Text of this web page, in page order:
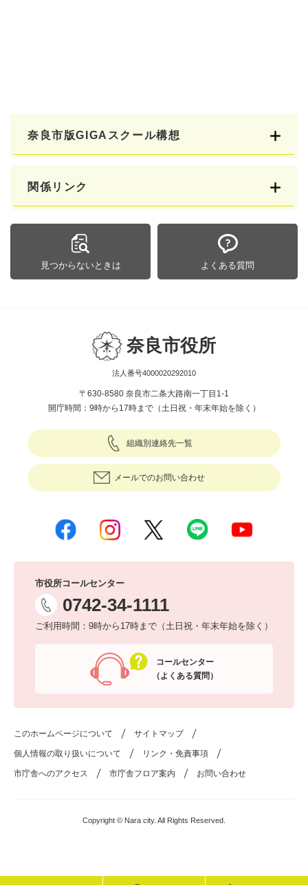
奈良市版GIGAスクール構想
関係リンク
見つからないときは よくある質問
奈良市役所
法人番号4000020292010
〒630-8580 奈良市二条大路南一丁目1-1
開庁時間：9時から17時まで（土日祝・年末年始を除く）
組織別連絡先一覧
メールでのお問い合わせ
市役所コールセンター
0742-34-1111
ご利用時間：9時から17時まで（土日祝・年末年始を除く）
コールセンター
（よくある質問）
このホームページについて サイトマップ
個人情報の取り扱いについて リンク・免責事項
市庁舎へのアクセス 市庁舎フロア案内 お問い合わせ
Copyright © Nara city. All Rights Reserved.